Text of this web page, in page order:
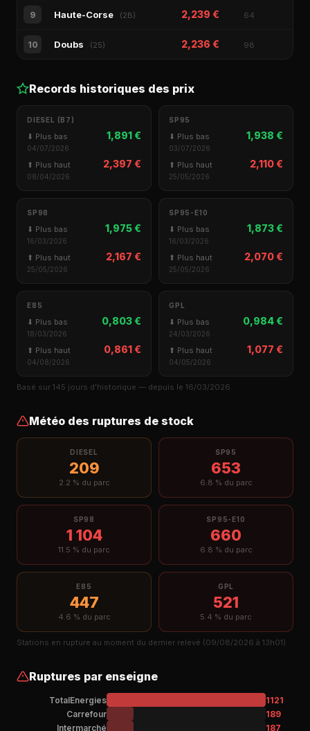
9 Haute-Corse (2B) 2,239 € 64
10 Doubs (25) 2,236 € 98
Records historiques des prix
DIESEL (B7)
⬇ Plus bas 1,891 €
04/07/2026
⬆ Plus haut 2,397 €
08/04/2026
SP95
⬇ Plus bas 1,938 €
03/07/2026
⬆ Plus haut 2,110 €
25/05/2026
SP98
⬇ Plus bas 1,975 €
16/03/2026
⬆ Plus haut 2,167 €
25/05/2026
SP95-E10
⬇ Plus bas 1,873 €
16/03/2026
⬆ Plus haut 2,070 €
25/05/2026
E85
⬇ Plus bas 0,803 €
18/03/2026
⬆ Plus haut 0,861 €
04/08/2026
GPL
⬇ Plus bas 0,984 €
24/03/2026
⬆ Plus haut 1,077 €
04/05/2026
Basé sur 145 jours d'historique — depuis le 16/03/2026
Météo des ruptures de stock
DIESEL
209
2.2 % du parc
SP95
653
6.8 % du parc
SP98
1 104
11.5 % du parc
SP95-E10
660
6.8 % du parc
E85
447
4.6 % du parc
GPL
521
5.4 % du parc
Stations en rupture au moment du dernier relevé (09/08/2026 à 13h01)
Ruptures par enseigne
TotalEnergies
1121
Carrefour
189
Intermarché
187